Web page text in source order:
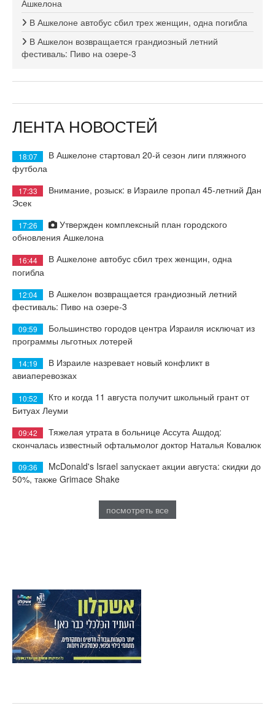
Ашкелона
В Ашкелоне автобус сбил трех женщин, одна погибла
В Ашкелон возвращается грандиозный летний
фестиваль: Пиво на озере-3
ЛЕНТА НОВОСТЕЙ
18:07
В Ашкелоне стартовал 20-й сезон лиги пляжного
футбола
17:33
Внимание, розыск: в Израиле пропал 45-летний Дан
Эсек
17:26
Утвержден комплексный план городского
обновления Ашкелона
16:44
В Ашкелоне автобус сбил трех женщин, одна
погибла
12:04
В Ашкелон возвращается грандиозный летний
фестиваль: Пиво на озере-3
09:59
Большинство городов центра Израиля исключат из
программы льготных лотерей
14:19
В Израиле назревает новый конфликт в
авиаперевозках
10:52
Кто и когда 11 августа получит школьный грант от
Битуах Леуми
09:42
Тяжелая утрата в больнице Ассута Ашдод:
скончалась известный офтальмолог доктор Наталья Ковалюк
09:36
McDonald's Israel запускает акции августа: скидки до
50%, также Grimace Shake
посмотреть все